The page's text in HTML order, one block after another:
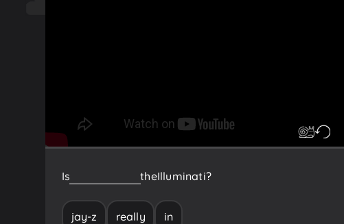
Is intheIlluminati?
jay-z really in